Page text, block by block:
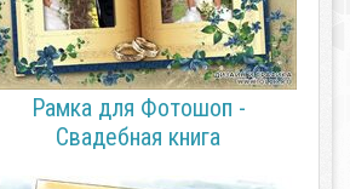
Рамка для Фотошоп -
Свадебная книга